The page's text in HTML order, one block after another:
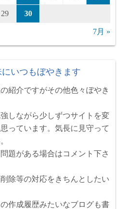
29 30
7月 »
いつもぼやきます
紹介ですがその他色々ぼやき
しながら少しずつサイトを変
っています。気長に見守って
題がある場合はコメント下さ
除等の対応をきちんとしたい
作成履歴みたいなブログも書